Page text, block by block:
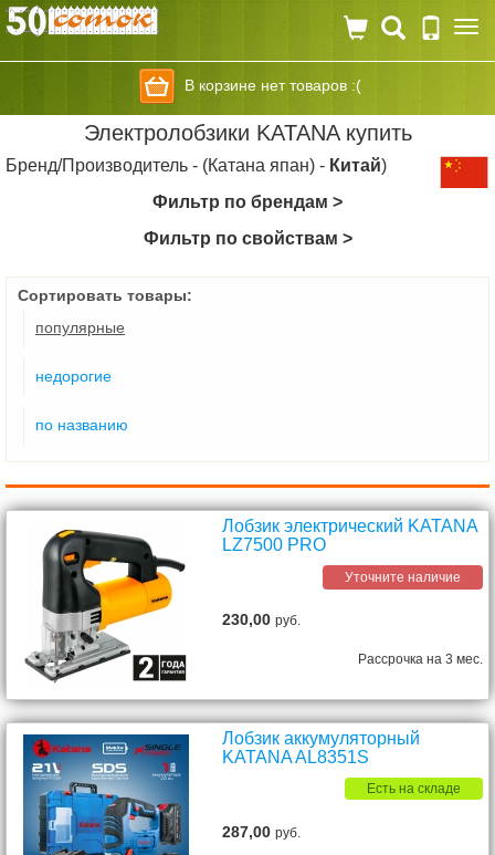
В корзине нет товаров :(
Электролобзики KATANA купить
Бренд/Производитель - (Катана япан) - Китай)
Фильтр по брендам >
Фильтр по свойствам >
Сортировать товары:
популярные
недорогие
по названию
Лобзик электрический KATANA
LZ7500 PRO
Уточните наличие
230,00руб.
Рассрочка на 3 мес.
Лобзик аккумуляторный
KATANA AL8351S
Есть на складе
287,00руб.